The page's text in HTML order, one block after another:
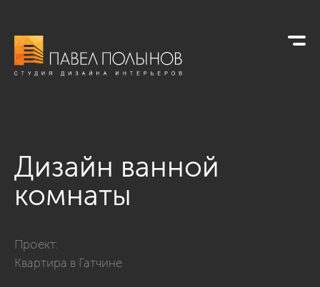
Дизайн ванной
комнаты
Проект:
Квартира в Гатчине